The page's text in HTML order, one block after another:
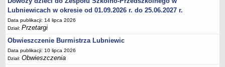
Plan zamówień publicznych
PRAWO LOKALNE
Statut
Uchwały Rady Miejskiej
Zarządzenia Burmistrza
Lubniewicach w okresie od 01.09.2026 r. do 25.06.2027 r.
Data publikacji: 14 lipca 2026
Dział:Przetargi
Obwieszczenie Burmistrza Lubniewic
Data publikacji: 10 lipca 2026
Dział:Obwieszczenia